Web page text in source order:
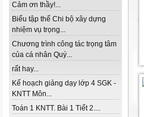
Cảm ơn thầy!...
Biểu tập thể Chi bộ xây dựng
nhiệm vụ trọng...
Chương trình công tác trọng tâm
của cá nhân Quý...
rất hay...
Kế hoạch giảng dạy lớp 4 SGK -
KNTT Môn...
Toán 1 KNTT. Bài 1 Tiết 2....